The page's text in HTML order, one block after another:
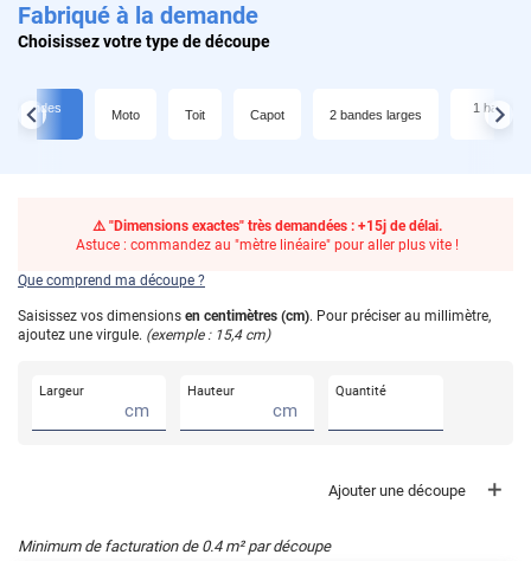
Fabriqué à la demande
Choisissez votre type de découpe
2 bandes
Moto Toit Capot 2 bandes larges 1 bande
⚠️ "Dimensions exactes" très demandées : +15j de délai.
Astuce : commandez au "mètre linéaire" pour aller plus vite !
Que comprend ma découpe ?
Saisissez vos dimensions en centimètres (cm). Pour préciser au millimètre,
ajoutez une virgule. (exemple : 15,4 cm)
Largeur
cm
Hauteur
cm
Quantité
Ajouter une découpe
Minimum de facturation de 0.4m² par découpe